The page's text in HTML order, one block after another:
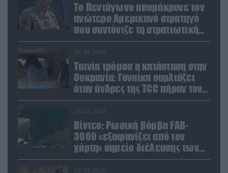
Το Πεντάγωνο απομάκρυνε τον
ανώτερο Αμερικανό στρατηγό
που συντόνιζε τη στρατιωτική
βοήθεια προς την Ουκρανία
Ταινία τρόμου η κατάσταση στην
Ουκρανία: Γυναίκα ουρλιάζει
όταν άνδρες της TCC πήραν τον
σύντροφό της (βίντεο)
Βίντεο: Ρωσική βόμβα FAB-
3000 «εξαφανίζει από τον
χάρτη» σημείο διέλευσης των
ουκρανικών δυνάμεων στην